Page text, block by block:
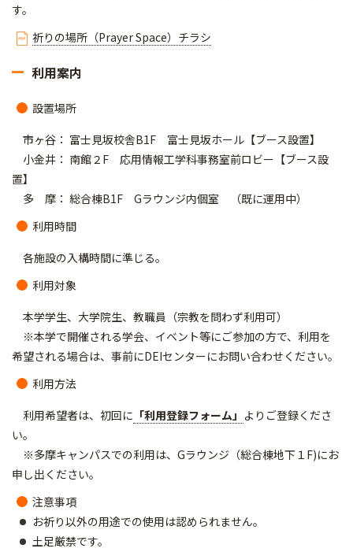
す。
祈りの場所（Prayer Space）チラシ
利用案内
設置場所
市ヶ谷： 富士見坂校舎B1F 富士見坂ホール【ブース設置】
小金井： 南館２F 応用情報工学科事務室前ロビー【ブース設
置】
多 摩： 総合棟B1F Gラウンジ内個室 （既に運用中）
利用時間
各施設の入構時間に準じる。
利用対象
本学学生、大学院生、教職員（宗教を問わず利用可）
※本学で開催される学会、イベント等にご参加の方で、利用を
希望される場合は、事前にDEIセンターにお問い合わせください。
利用方法
利用希望者は、初回に 「利用登録フォーム」 よりご登録くださ
い。
※多摩キャンパスでの利用は、Gラウンジ（総合棟地下１F)にお
申し出ください。
注意事項
お祈り以外の用途での使用は認められません。
土足厳禁です。